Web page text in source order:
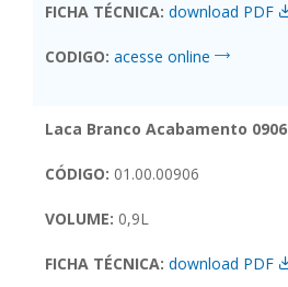
FICHA TÉCNICA: download PDF
CODIGO: acesse online
Laca Branco Acabamento 0906
CÓDIGO: 01.00.00906
VOLUME: 0,9L
FICHA TÉCNICA: download PDF